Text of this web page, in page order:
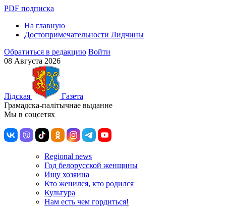
PDF подписка
На главную
Достопримечательности Лидчины
Обратиться в редакцию Войти
08 Августа 2026
Лiдская
Газета
Грамадска-палiтычнае выданне
Мы в соцсетях
Regional news
Год белорусской женщины
Ищу хозяина
Кто женился, кто родился
Культура
Нам есть чем гордиться!